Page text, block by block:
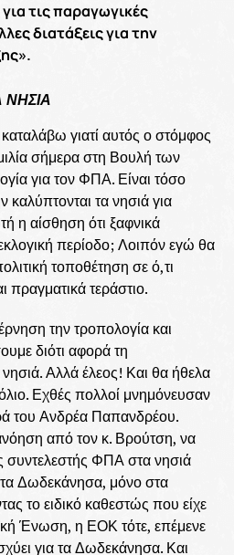
τις παραγωγικές
διατάξεις για την
ΝΗΣΙΑ
γιατί αυτός ο στόμφος
σήμερα στη Βουλή των
για τον ΦΠΑ. Είναι τόσο
καλύπτονται τα νησιά για
η αίσθηση ότι ξαφνικά
περίοδο; Λοιπόν εγώ θα
τοποθέτηση σε ό,τι
πραγματικά τεράστιο.
την τροπολογία και
διότι αφορά τη
Αλλά έλεος! Και θα ήθελα
Εχθές πολλοί μνημόνευσαν
του Ανδρέα Παπανδρέου.
από τον κ. Βρούτση, να
ΦΠΑ στα νησιά
τα Δωδεκάνησα, μόνο στα
το ειδικό καθεστώς που είχε
Ένωση, η ΕΟΚ τότε, επέμενε
για τα Δωδεκάνησα. Και